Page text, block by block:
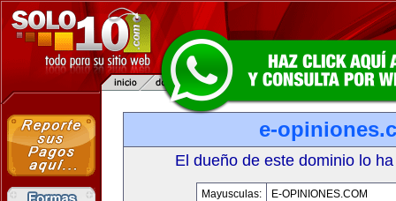
e-
El dueño de este dominio lo
Mayusculas:
E-OPINIONES.COM